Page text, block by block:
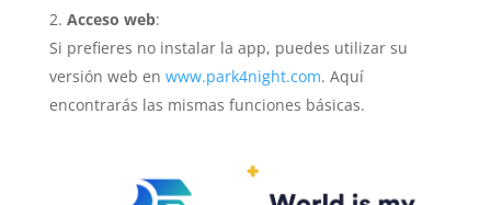
Acceso web:
Si prefieres no instalar la app, puedes utilizar su
versión web en www.park4night.com. Aquí
encontrarás las mismas funciones básicas.